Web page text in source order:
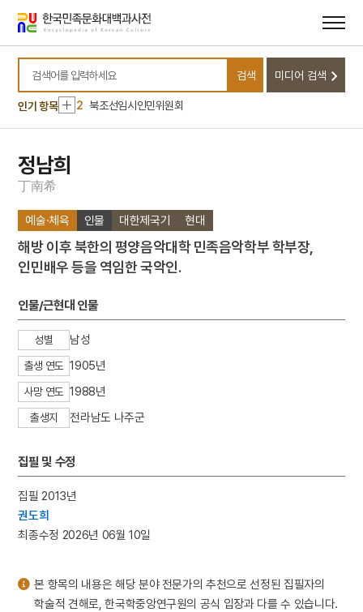
바로가기
바로가기
검색어를 입력하세요
검색 미디어 검색
인기 항목
10 세종
1 금성대군
2 북조선임시인민위원회
3 백선행
개국공신
8 노사나불
9
10 세종
1 금성대군
2
3 백선행
4 고향
5 탕평비
10 세종
정남희
丁南希
예술·체육 인물 대한제국기 현대
해방 이후 북한의 평양음악대학 민족음악학부 학부장,
인민배우 등을 역임한 국악인.
인물/근현대 인물
성별 남성
출생 연도 1905년
사망 연도 1988년
출생지 전라남도 나주군
집필 및 수정
집필 2013년
권도희
최종수정 2026년 06월 10일
본 항목의 내용은 해당 분야 전문가의 추천으로 선정된 집필자의
학술적 견해로, 한국학중앙연구원의 공식 입장과 다를 수 있습니다.